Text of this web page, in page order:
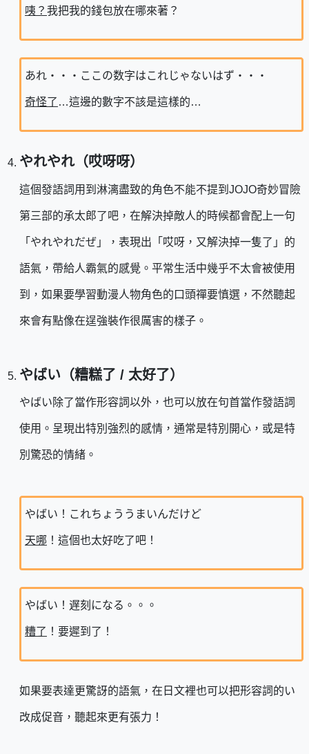
咦？ 我把我的錢包放在哪來著？
あれ・・・ここの数字はこれじゃないはず・・・
奇怪了 …這邊的數字不該是這樣的…
やれやれ（哎呀呀）
這個發語詞用到淋漓盡致的角色不能不提到JOJO奇妙冒險
第三部的承太郎了吧，在解決掉敵人的時候都會配上一句
「やれやれだぜ」，表現出「哎呀，又解決掉一隻了」的
語氣，帶給人霸氣的感覺。平常生活中幾乎不太會被使用
到，如果要學習動漫人物角色的口頭禪要慎選，不然聽起
來會有點像在逞強裝作很厲害的樣子。
やばい（糟糕了 / 太好了）
やばい除了當作形容詞以外，也可以放在句首當作發語詞
使用。呈現出特別強烈的感情，通常是特別開心，或是特
別驚恐的情緒。
やばい！これちょううまいんだけど
天哪 ！這個也太好吃了吧！
やばい！遅刻になる。。。
糟了 ！要遲到了！
如果要表達更驚訝的語氣，在日文裡也可以把形容詞的い
改成促音，聽起來更有張力！